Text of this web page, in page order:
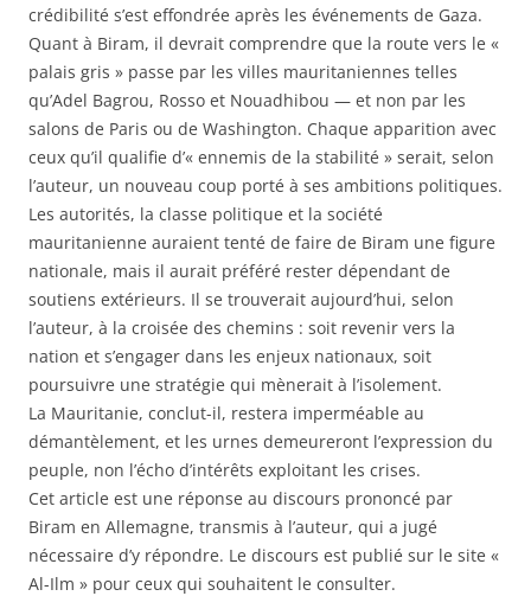
crédibilité s’est effondrée après les événements de Gaza.
Quant à Biram, il devrait comprendre que la route vers le «
palais gris » passe par les villes mauritaniennes telles
qu’Adel Bagrou, Rosso et Nouadhibou — et non par les
salons de Paris ou de Washington. Chaque apparition avec
ceux qu’il qualifie d’« ennemis de la stabilité » serait, selon
l’auteur, un nouveau coup porté à ses ambitions politiques.
Les autorités, la classe politique et la société
mauritanienne auraient tenté de faire de Biram une figure
nationale, mais il aurait préféré rester dépendant de
soutiens extérieurs. Il se trouverait aujourd’hui, selon
l’auteur, à la croisée des chemins : soit revenir vers la
nation et s’engager dans les enjeux nationaux, soit
poursuivre une stratégie qui mènerait à l’isolement.
La Mauritanie, conclut-il, restera imperméable au
démantèlement, et les urnes demeureront l’expression du
peuple, non l’écho d’intérêts exploitant les crises.
Cet article est une réponse au discours prononcé par
Biram en Allemagne, transmis à l’auteur, qui a jugé
nécessaire d’y répondre. Le discours est publié sur le site «
Al-Ilm » pour ceux qui souhaitent le consulter.